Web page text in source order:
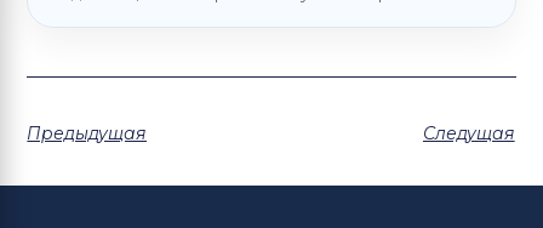
Предыдущая Следущая